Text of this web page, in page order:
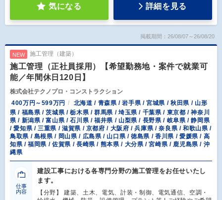
気になる 詳細を見る
掲載期間：26/08/07～26/08/20
NEW 施工管理（建築）
施工管理（正社員採用）【希望勤務地・案件で就業可
能／年間休日120日】
株式会社テクノプロ・コンストラクション
400万円～599万円
北海道 / 青森県 / 岩手県 / 宮城県 / 秋田県 / 山形
県 / 福島県 / 茨城県 / 栃木県 / 群馬県 / 埼玉県 / 千葉県 / 東京都 / 神奈川
県 / 新潟県 / 富山県 / 石川県 / 福井県 / 山梨県 / 長野県 / 岐阜県 / 静岡県
/ 愛知県 / 三重県 / 滋賀県 / 京都府 / 大阪府 / 兵庫県 / 奈良県 / 和歌山県 /
鳥取県 / 島根県 / 岡山県 / 広島県 / 山口県 / 徳島県 / 香川県 / 愛媛県 / 高
知県 / 福岡県 / 佐賀県 / 長崎県 / 熊本県 / 大分県 / 宮崎県 / 鹿児島県 / 沖
縄県
仕事
内容
建設工事における各専門分野の施工管理をお任せいたし
ます。
【分野】 建築、土木、電気、計装・制御、電気通信、空調・